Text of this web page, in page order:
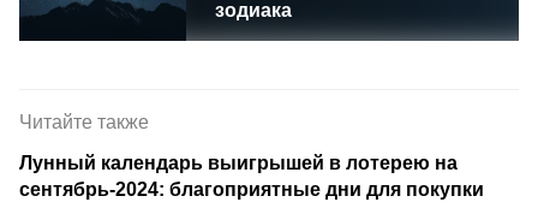
зодиака
Читайте также
Лунный календарь выигрышей в лотерею на
сентябрь-2024: благоприятные дни для покупки